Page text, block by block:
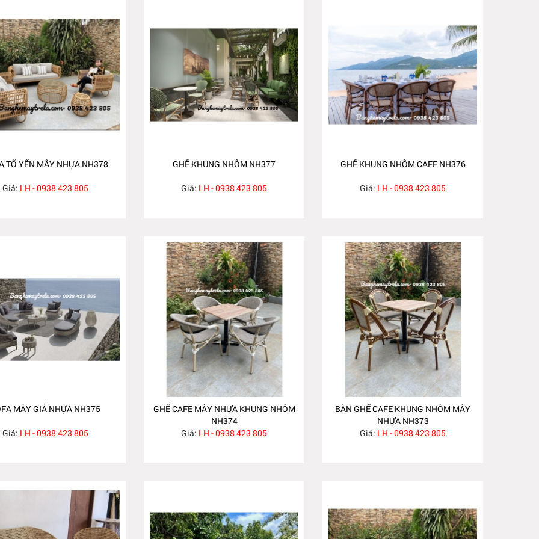
TỔ YẾN MÂY NHỰA NH378
Giá: LH - 0938 423 805
GHẾ KHUNG NHÔM NH377
Giá: LH - 0938 423 805
GHẾ KHUNG NHÔM CAFE NH376
Giá: LH - 0938 423 805
MÂY GIẢ NHỰA NH375
Giá: LH - 0938 423 805
GHẾ CAFE MÂY NHỰA KHUNG NHÔM
NH374
Giá: LH - 0938 423 805
BÀN GHẾ CAFE KHUNG NHÔM MÂY
NHỰA NH373
Giá: LH - 0938 423 805